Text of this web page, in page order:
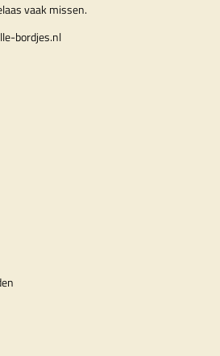
vaak missen.
bordjes.nl